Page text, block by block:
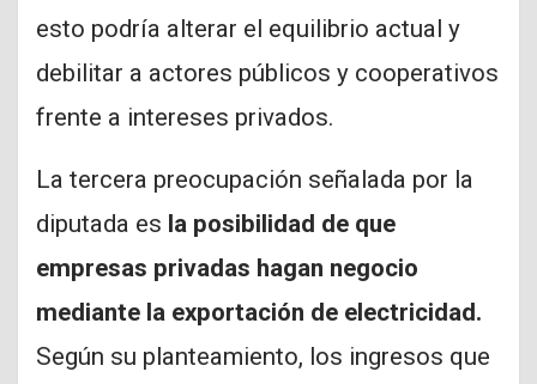
esto podría alterar el equilibrio actual y
debilitar a actores públicos y cooperativos
frente a intereses privados.
La tercera preocupación señalada por la
diputada es la posibilidad de que
empresas privadas hagan negocio
mediante la exportación de electricidad.
Según su planteamiento, los ingresos que